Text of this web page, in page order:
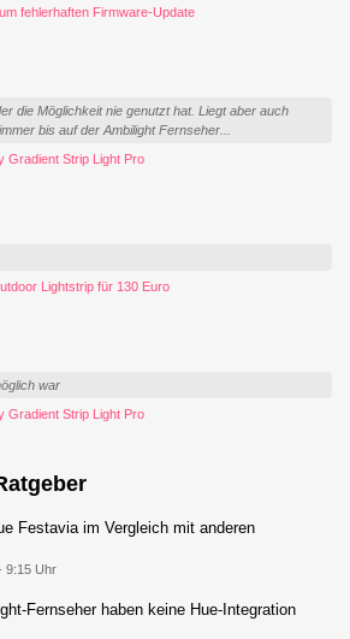
fehlerhaften Firmware-Update
die Möglichkeit nie genutzt hat. Liegt aber auch
bis auf der Ambilight Fernseher...
Gradient Strip Light Pro
Lightstrip für 130 Euro
war
Gradient Strip Light Pro
Festavia im Vergleich mit anderen
9:15 Uhr
Fernseher haben keine Hue-Integration